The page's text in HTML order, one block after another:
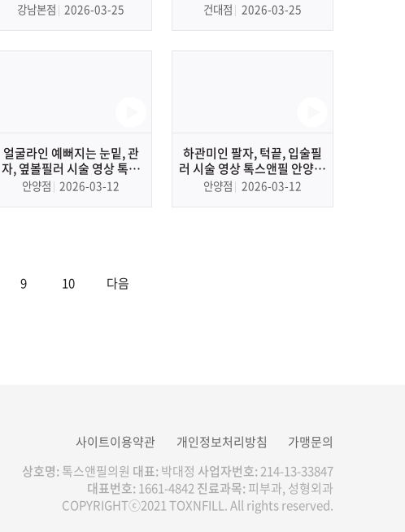
터 효과까지 전격 비교해 봤습
강남본점 2026-03-25
10kg 뺀 의사가 알려주는 효
건대점 2026-03-25
얼굴라인 예뻐지는 눈밑, 관
자, 옆볼필러 시술 영상 톡스
앤필 안양점 안양 피부과, 필
안양점 2026-03-12
하관미인 팔자, 턱끝, 입술필
러 시술 영상 톡스앤필 안양점
산본 피부과, 필러
안양점 2026-03-12
9 10 다음
사이트이용약관 개인정보처리방침
가맹문의
상호명: 톡스앤필의원 대표: 박대정 사업자번호: 214-13-33847
대표번호: 1661-4842진료과목: 피부과, 성형외과
COPYRIGHTⓒ2021 TOXNFILL. All rights reserved.